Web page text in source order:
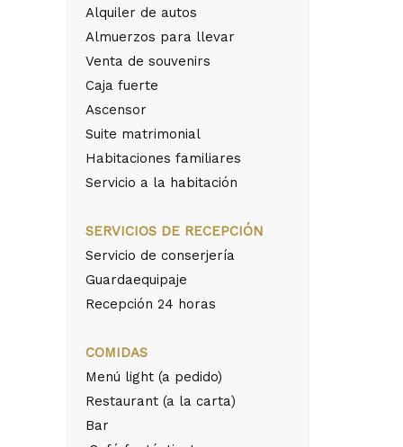
Alquiler de autos
Almuerzos para llevar
Venta de souvenirs
Caja fuerte
Ascensor
Suite matrimonial
Habitaciones familiares
Servicio a la habitación
SERVICIOS DE RECEPCIÓN
Servicio de conserjería
Guardaequipaje
Recepción 24 horas
COMIDAS
Menú light (a pedido)
Restaurant (a la carta)
Bar